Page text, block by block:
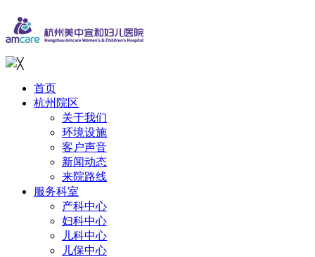
╳
首页
杭州院区
关于我们
环境设施
客户声音
新闻动态
来院路线
服务科室
产科中心
妇科中心
儿科中心
儿保中心